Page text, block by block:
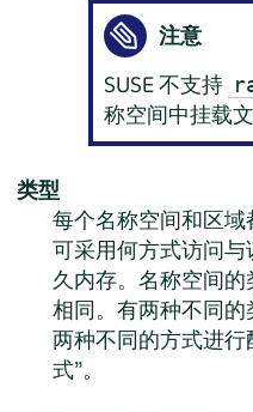
注意
SUSE 不支持
称空间中挂载文
类型
每个名称空间和区域
可采用何方式访问
久内存。名称空间
相同。有两种不同的
两种不同的方式进行
式”。